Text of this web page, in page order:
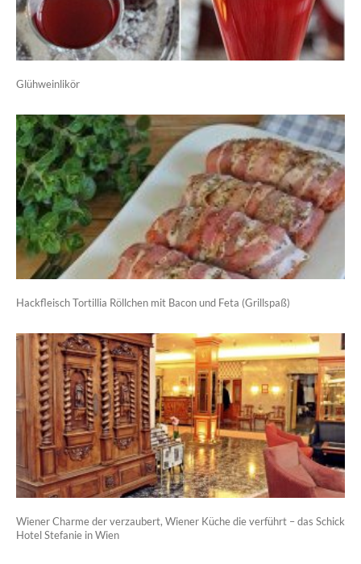
Glühweinlikör
Hackfleisch Tortillia Röllchen mit Bacon und Feta (Grillspaß)
Wiener Charme der verzaubert, Wiener Küche die verführt – das Schick
Hotel Stefanie in Wien